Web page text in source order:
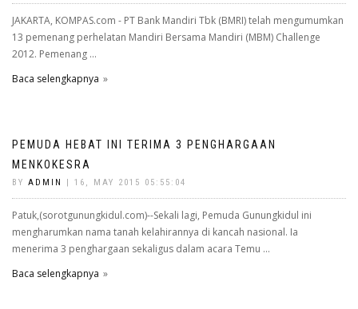
JAKARTA, KOMPAS.com - PT Bank Mandiri Tbk (BMRI) telah mengumumkan
13 pemenang perhelatan Mandiri Bersama Mandiri (MBM) Challenge
2012. Pemenang ...
Baca selengkapnya
PEMUDA HEBAT INI TERIMA 3 PENGHARGAAN
MENKOKESRA
BY ADMIN | 16, MAY 2015 05:55:04
Patuk,(sorotgunungkidul.com)--Sekali lagi, Pemuda Gunungkidul ini
mengharumkan nama tanah kelahirannya di kancah nasional. Ia
menerima 3 penghargaan sekaligus dalam acara Temu ...
Baca selengkapnya